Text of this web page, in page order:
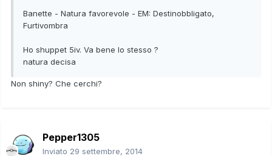
Banette - Natura favorevole - EM: Destinobbligato,
Furtivombra
Ho shuppet 5iv. Va bene lo stesso ?
natura decisa
Non shiny? Che cerchi?
Pepper1305
Inviato 29 settembre, 2014